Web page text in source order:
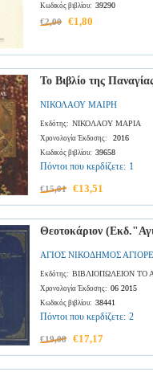
Κωδικός βιβλίου: 39290
€2,00 €1,80
Το Βιβλίο της
ΝΙΚΟΛΑΟΥ ΜΑΙΡΗ
Εκδότης: ΝΙΚΟΛΑΟΥ ΜΑΡΙΑ
Χρονολογία Έκδοσης: 2016
Κωδικός βιβλίου: 39658
Πόντοι που κερδίζετε: 1
€15,01 €13,51
Θεοτοκάριον
ΑΓΙΟΣ ΝΙΚΟΔΗΜΟΣ
Εκδότης: ΒΙΒΛΙΟΠΩΛΕΙΟΝ ΤΟ
Χρονολογία Έκδοσης: 06 2015
Κωδικός βιβλίου: 38441
Πόντοι που κερδίζετε: 2
€19,08 €17,17